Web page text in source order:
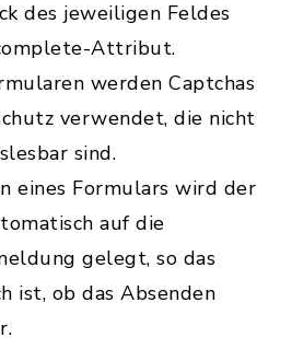
des jeweiligen Feldes
Attribut.
werden Captchas
verwendet, die nicht
sind.
eines Formulars wird der
auf die
gelegt, so das
ist, ob das Absenden